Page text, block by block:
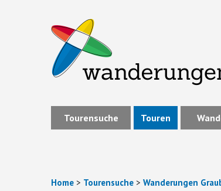
Tourensuche Touren
Home > Tourensuche > Wanderungen